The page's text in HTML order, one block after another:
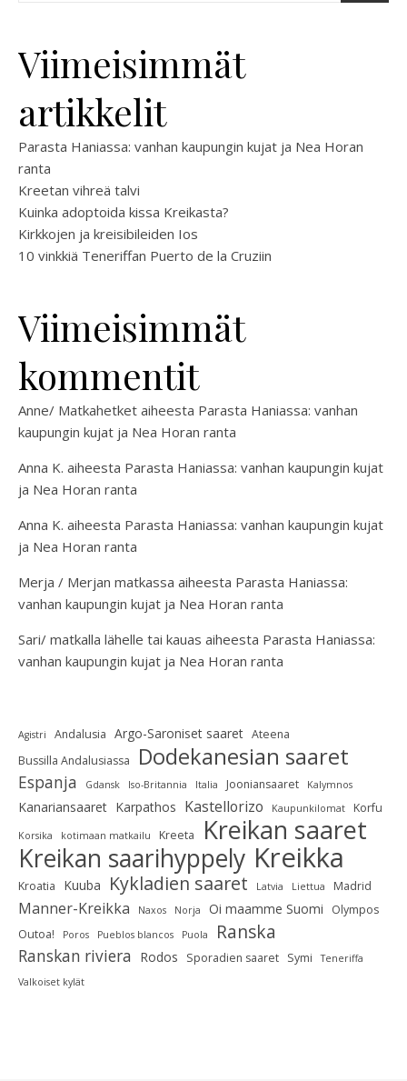
Viimeisimmät
artikkelit
Parasta Haniassa: vanhan kaupungin kujat ja Nea Horan
ranta
Kreetan vihreä talvi
Kuinka adoptoida kissa Kreikasta?
Kirkkojen ja kreisibileiden Ios
10 vinkkiä Teneriffan Puerto de la Cruziin
Viimeisimmät
kommentit
Anne/ Matkahetket aiheesta Parasta Haniassa: vanhan
kaupungin kujat ja Nea Horan ranta
Anna K. aiheesta Parasta Haniassa: vanhan kaupungin kujat
ja Nea Horan ranta
Anna K. aiheesta Parasta Haniassa: vanhan kaupungin kujat
ja Nea Horan ranta
Merja / Merjan matkassa aiheesta Parasta Haniassa:
vanhan kaupungin kujat ja Nea Horan ranta
Sari/ matkalla lähelle tai kauas aiheesta Parasta Haniassa:
vanhan kaupungin kujat ja Nea Horan ranta
Agistri Andalusia Argo-Saroniset saaret Ateena
Bussilla Andalusiassa
Dodekanesian saaret
Espanja Gdansk Iso-Britannia Italia Jooniansaaret Kalymnos
Kanariansaaret Karpathos Kastellorizo Kaupunkilomat Korfu
Korsika kotimaan matkailu Kreeta Kreikan saaret
Kreikan saarihyppely Kreikka
Kroatia Kuuba Kykladien saaret Latvia Liettua Madrid
Manner-Kreikka Naxos Norja Oi maamme Suomi
Olympos
Outoa!
Poros Pueblos blancos Puola Ranska
Ranskan riviera Rodos Sporadien saaret Symi
Teneriffa
Valkoiset kylät